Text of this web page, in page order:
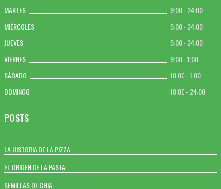
MARTES
9:00 - 24:00
MIÉRCOLES
9:00 - 24:00
JUEVES
9:00 - 24:00
VIERNES
9:00 - 1:00
SÁBADO
10:00 - 1:00
DOMINGO
10:00 - 24:00
POSTS
LA HISTORIA DE LA PIZZA
EL ORIGEN DE LA PASTA
SEMILLAS DE CHIA